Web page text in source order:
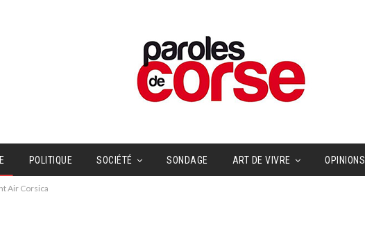
POLITIQUE SOCIÉTÉ SONDAGE ART DE VIVRE OPINIONS
Air Corsica